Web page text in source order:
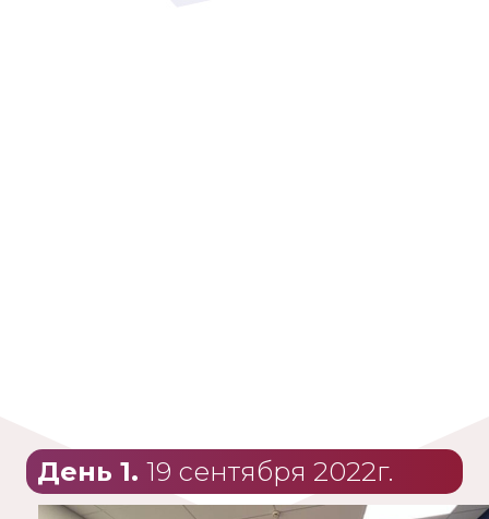
День 1. 19 сентября 2022г.